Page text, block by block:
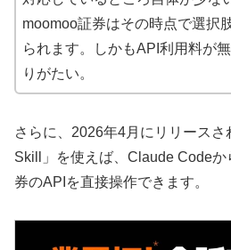
moomoo証券はその時点で選択
られます。しかもAPI利用料が
りがたい。
さらに、2026年4月にリリースさ
Skill」を使えば、Claude Code
券のAPIを直接操作できます。